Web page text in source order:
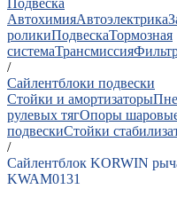
Подвеска
АвтохимияАвтоэлектрика
роликиПодвескаТормозная
системаТрансмиссия
/
Сайлентблоки подвески
Стойки и амортизаторы
рулевых тягОпоры
подвескиСтойки
/
Сайлентблок KORWIN
KWAM0131